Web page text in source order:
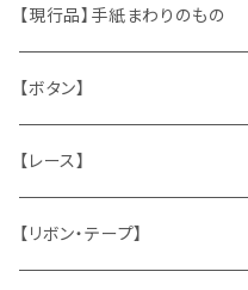
くま、テディベア
うさぎ
ヴィンテージファブリック
ハンドメイド製品
お部屋に飾るもの
メタル製品
ポストカード、カレンダー
マッチラベル、食品ラベル
蔵書票、荷札、ビュバー、伝票
シール、ステッカー、クロモス
伝票、タグ、シール
袋、ラッピングペーパー
ひも、テープ
【現行品】手紙まわりのもの
封筒、ポストカード
切手
スタンプ
【ボタン】
木
貝
【レース】
【リボン・テープ】